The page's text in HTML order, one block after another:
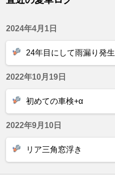
2024年4月1日
24年目にして雨漏り発生
2022年10月19日
初めての車検+α
2022年9月10日
リア三角窓浮き